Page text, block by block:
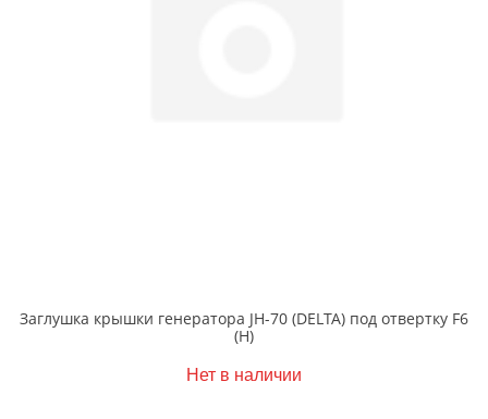
Заглушка крышки генератора JH-70 (DELTA) под отвертку F6
(H)
Нет в наличии